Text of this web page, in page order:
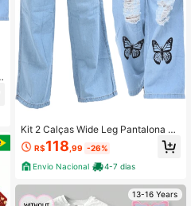
Kit 2 Calças Wide Leg Pantalona Je
ans Infantil e Juvenil Meninas.
R$118,99 -26%
Envio Nacional
4-7 dias
13-16 Years